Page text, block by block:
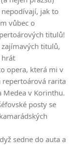
nepodívají, jak to
vůbec o
titulů!
zajímavých titulů,
hrát
opera, která mi v
repertoárová rarita
v Korinthu.
posty se
sedne do auta a